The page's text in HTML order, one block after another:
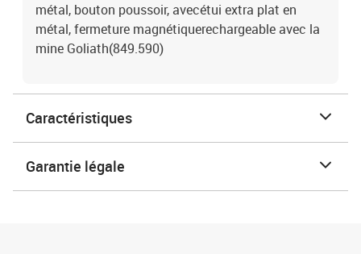
métal, bouton poussoir, avecétui extra plat en
métal, fermeture magnétiquerechargeable avec la
mine Goliath(849.590)
Caractéristiques
Garantie légale